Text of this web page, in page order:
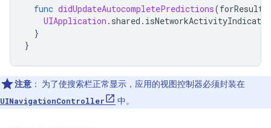
func didUpdateAutocompletePredictions(
UIApplication . shared .
}
}
注意 ：
为了使搜索栏正常显示，应用的视图控制器必须封装在
UINavigationController
中。